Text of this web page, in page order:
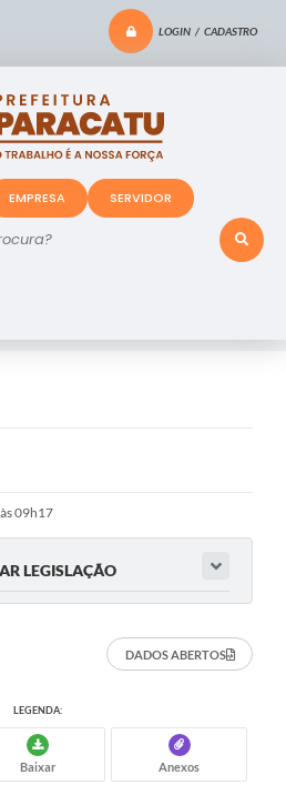
LOGIN / CADASTRO
EMPRESA SERVIDOR
09h17
LEGISLAÇÃO
DADOS ABERTOS
LEGENDA:
Baixar Anexos